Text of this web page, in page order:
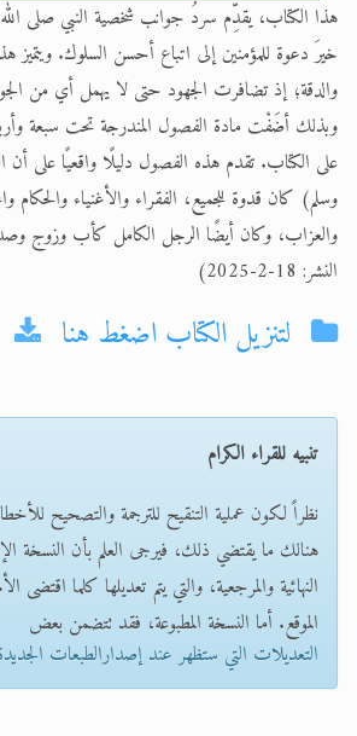
هذا الكتاب، يقدِّم سردُ جوانب شخصية النبي صلى الله
خيرَ دعوة للمؤمنين إلى اتباع أحسن السلوك. ويتميز
والدقة؛ إذ تضافرت الجهود حتى لا يهمل أي من
وبذلك أضَفْت مادة الفصول المندرجة تحت سبعة
على الكتاب. تقدم هذه الفصول دليلًا واقعيًا على أن
وسلم) كان قدوة للجميع، الفقراء والأغنياء والحكام
والعزاب، وكان أيضًا الرجل الكامل كأب وزوج
النشر: 18-2-2025)
لتنزيل الكتاب اضغط هنا
تنبيه للقراء الكرام
نظراً لكون عملية التنقيح للترجمة والتصحيح
هنالك ما يقتضي ذلك، فيرجى العلم بأن النسخة
النهائية والمرجعية، والتي يتم تعديلها كلما اقتضى
الموقع. أما النسخة المطبوعة، فقد تتضمن بعض
التعديلات التي ستظهر عند إصدارالطبعات